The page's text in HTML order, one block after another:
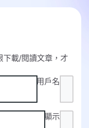
下載/閱讀文章，才
用戶名
顯示